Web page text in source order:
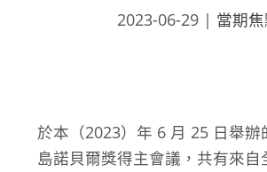
2023-06-29 | 當期
於本（2023）年 6 月 25 日舉辦
島諾貝爾獎得主會議，共有來自